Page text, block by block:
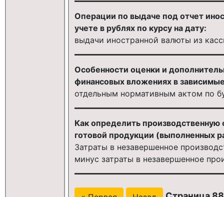
Операции по выдаче под отчет
учете в рублях по курсу на дату:
выдачи иностранной валюты из
Особенности оценки и
финансовых вложениях в
отдельным нормативным актом по
Как определить
готовой продукции (выполненных
Затраты в незавершенное
минус затраты в незавершенное